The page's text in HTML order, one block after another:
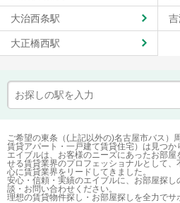
大治西条駅
大正橋西駅
ご希望の東条（(上記以外の)名古屋市バス）
賃貸アパート・一戸建て賃貸住宅）は見つか
エイブルは、お客様のニーズにあったお部
せる賃貸業界のプロフェッショナルとして
心に賃貸業界をリードしてきました。
安心・信頼・実績のエイブルに、お部屋探
談・お問い合わせください。
理想の賃貸物件探し・お部屋探しを全力でサ